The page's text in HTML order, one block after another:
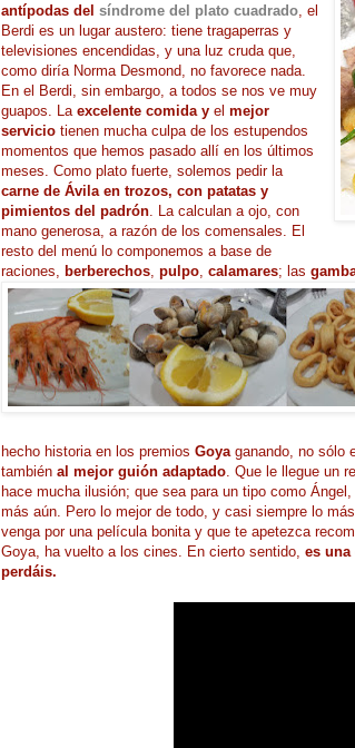
antípodas del síndrome del plato cuadrado, el
Berdi es un lugar austero: tiene tragaperras y
televisiones encendidas, y una luz cruda que,
como diría Norma Desmond, no favorece nada.
En el Berdi, sin embargo, a todos se nos ve muy
guapos. La excelente comida yel mejor
serviciotienen mucha culpa de los estupendos
momentos que hemos pasado allí en los últimos
meses. Como plato fuerte, solemos pedir la
carne de Ávila en trozos, con patatas y
pimientos del padrón. La calculan a ojo, con
mano generosa, a razón de los comensales. El
resto del menú lo componemos a base de
raciones, berberechos, pulpo, calamares; las
hecho historia en los premios Goyaganando, no sólo
también al mejor guión adaptado. Que le llegue un
hace mucha ilusión; que sea para un tipo como
más aún. Pero lo mejor de todo, y casi siempre lo
venga por una película bonita y que te apetezca
Goya, ha vuelto a los cines. En cierto sentido, es una
perdáis.